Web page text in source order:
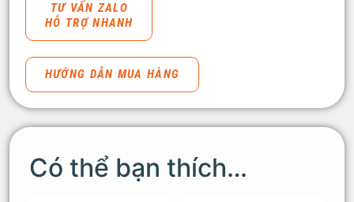
TƯ VẤN ZALO
HỖ TRỢ NHANH
HƯỚNG DẪN MUA HÀNG
Có thể bạn thích…